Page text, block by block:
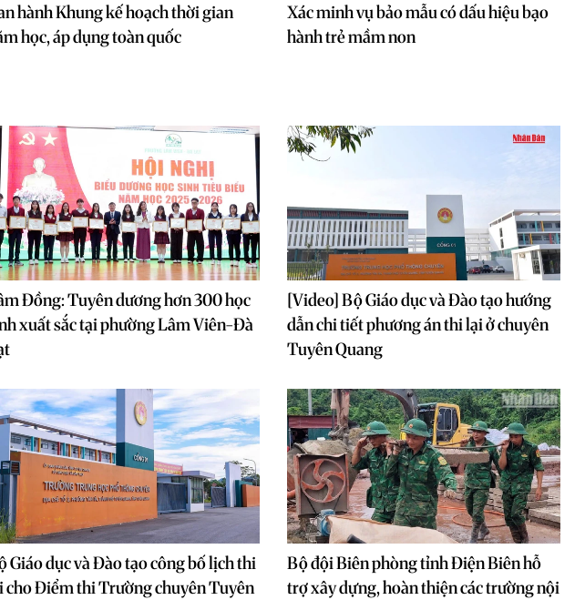
hành Khung kế hoạch thời gian
học, áp dụng toàn quốc
Xác minh vụ bảo mẫu có dấu hiệu bạo
hành trẻ mầm non
Đồng: Tuyên dương hơn 300 học
xuất sắc tại phường Lâm Viên-Đà
[Video] Bộ Giáo dục và Đào tạo hướng
dẫn chi tiết phương án thi lại ở chuyên
Tuyên Quang
Giáo dục và Đào tạo công bố lịch thi
cho Điểm thi Trường chuyên Tuyên
Bộ đội Biên phòng tỉnh Điện Biên hỗ
trợ xây dựng, hoàn thiện các trường nội